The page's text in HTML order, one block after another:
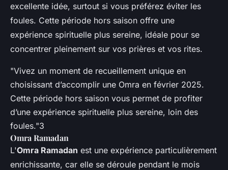
excellente idée, surtout si vous préférez éviter les
foules. Cette période hors saison offre une
expérience spirituelle plus sereine, idéale pour se
concentrer pleinement sur vos prières et vos rites.
"Vivez un moment de recueillement unique en
choisissant d’accomplir une Omra en février 2025.
Cette période hors saison vous permet de profiter
d’une expérience spirituelle plus sereine, loin des
foules."3
Omra Ramadan
L'Omra Ramadan est une expérience particulièrement
enrichissante, car elle se déroule pendant le mois